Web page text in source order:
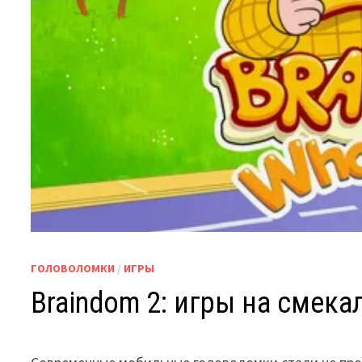
ГОЛОВОЛОМКИ / ИГРЫ
Braindom 2: игры на